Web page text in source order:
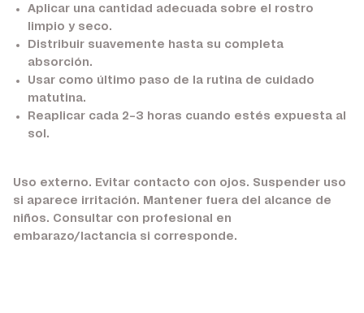
Aplicar una cantidad adecuada sobre el rostro
limpio y seco.
Distribuir suavemente hasta su completa
absorción.
Usar como último paso de la rutina de cuidado
matutina.
Reaplicar cada 2–3 horas cuando estés expuesta al
sol.
Uso externo. Evitar contacto con ojos. Suspender uso
si aparece irritación. Mantener fuera del alcance de
niños. Consultar con profesional en
embarazo/lactancia si corresponde.